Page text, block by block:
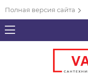
Полная версия сайта